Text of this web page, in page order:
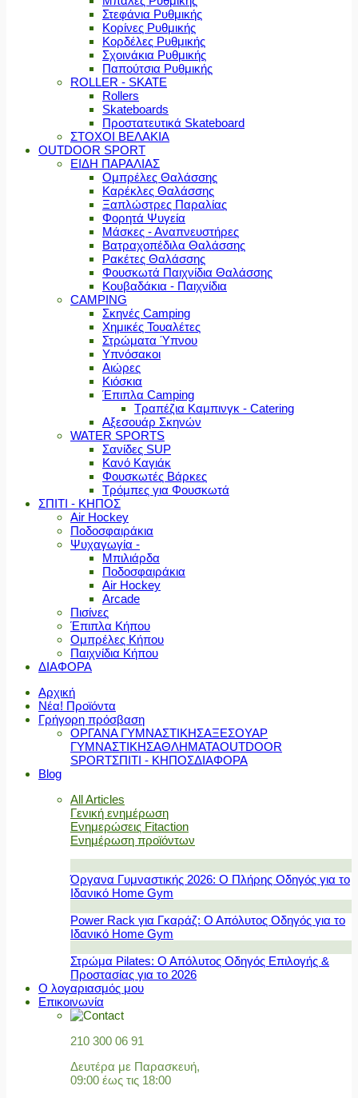
Στεφάνια Ρυθμικής
Κορίνες Ρυθμικής
Κορδέλες Ρυθμικής
Σχοινάκια Ρυθμικής
Παπούτσια Ρυθμικής
ROLLER - SKATE
Rollers
Skateboards
Προστατευτικά Skateboard
ΣΤΟΧΟΙ ΒΕΛΑΚΙΑ
OUTDOOR SPORT
ΕΙΔΗ ΠΑΡΑΛΙΑΣ
Ομπρέλες Θαλάσσης
Καρέκλες Θαλάσσης
Ξαπλώστρες Παραλίας
Φορητά Ψυγεία
Μάσκες - Αναπνευστήρες
Βατραχοπέδιλα Θαλάσσης
Ρακέτες Θαλάσσης
Φουσκωτά Παιχνίδια Θαλάσσης
Κουβαδάκια - Παιχνίδια
CAMPING
Σκηνές Camping
Χημικές Τουαλέτες
Στρώματα Ύπνου
Υπνόσακοι
Αιώρες
Κιόσκια
Έπιπλα Camping
Τραπέζια Καμπινγκ - Catering
Αξεσουάρ Σκηνών
WATER SPORTS
Σανίδες SUP
Κανό Καγιάκ
Φουσκωτές Βάρκες
Τρόμπες για Φουσκωτά
ΣΠΙΤΙ - ΚΗΠΟΣ
Air Hockey
Ποδοσφαιράκια
Ψυχαγωγία -
Μπιλιάρδα
Ποδοσφαιράκια
Air Hockey
Arcade
Πισίνες
Έπιπλα Κήπου
Ομπρέλες Κήπου
Παιχνίδια Κήπου
ΔΙΑΦΟΡΑ
Αρχική
Νέα! Προϊόντα
Γρήγορη πρόσβαση
ΟΡΓΑΝΑ ΓΥΜΝΑΣΤΙΚΗΣΑΞΕΣΟΥΑΡ
ΓΥΜΝΑΣΤΙΚΗΣΑΘΛΗΜΑΤΑOUTDOOR
SPORTΣΠΙΤΙ - ΚΗΠΟΣΔΙΑΦΟΡΑ
Blog
All Articles
Γενική ενημέρωση
Ενημερώσεις Fitaction
Ενημέρωση προϊόντων
Όργανα Γυμναστικής 2026: Ο Πλήρης Οδηγός για το
Ιδανικό Home Gym
Power Rack για Γκαράζ: Ο Απόλυτος Οδηγός για το
Ιδανικό Home Gym
Στρώμα Pilates: Ο Απόλυτος Οδηγός Επιλογής &
Προστασίας για το 2026
Ο λογαριασμός μου
Επικοινωνία
210 300 06 91
Δευτέρα με Παρασκευή,
09:00 έως τις 18:00